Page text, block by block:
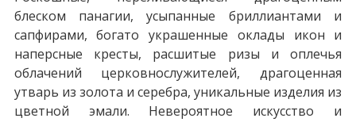
блеском панагии, усыпанные бриллиантами и
сапфирами, богато украшенные оклады икон и
наперсные кресты, расшитые ризы и оплечья
облачений церковнослужителей, драгоценная
утварь из золота и серебра, уникальные изделия из
цветной эмали. Невероятное искусство и